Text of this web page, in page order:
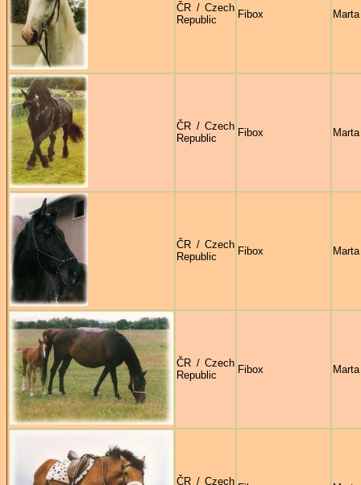
ČR / Czech
Republic
Fibox
ČR / Czech
Republic
Fibox
ČR / Czech
Republic
Fibox
ČR / Czech
Republic
Fibox
ČR / Czech